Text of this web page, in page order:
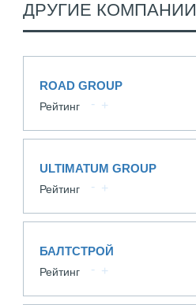
ДРУГИЕ КОМПАНИИ
ROAD GROUP
Рейтинг
ULTIMATUM GROUP
Рейтинг
БАЛТСТРОЙ
Рейтинг